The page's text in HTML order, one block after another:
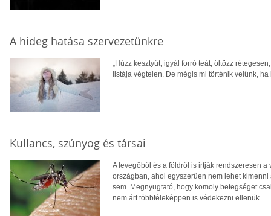
A hideg hatása szervezetünkre
„Húzz kesztyűt, igyál forró teát, öltözz
listája végtelen. De mégis mi történik velünk,
Kullancs, szúnyog és társai
A levegőből és a földről is irtják rendszeresen
országban, ahol egyszerűen nem lehet
sem. Megnyugtató, hogy komoly betegséget
nem árt többféleképpen is védekezni ellenük.